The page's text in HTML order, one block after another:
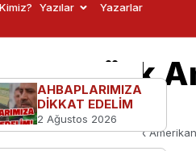
Yazılar Yazarlar
Türk
Suriye’de Türk
AHBAPLARIMIZA
DİKKAT EDELİM
2 Ağustos 2026